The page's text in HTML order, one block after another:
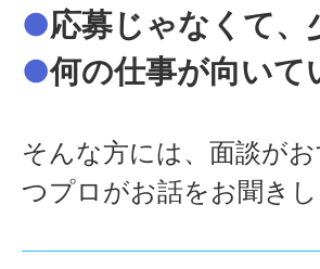
●応募じゃなくて
●何の仕事が向い
そんな方には、面談が
つプロがお話をお聞きし